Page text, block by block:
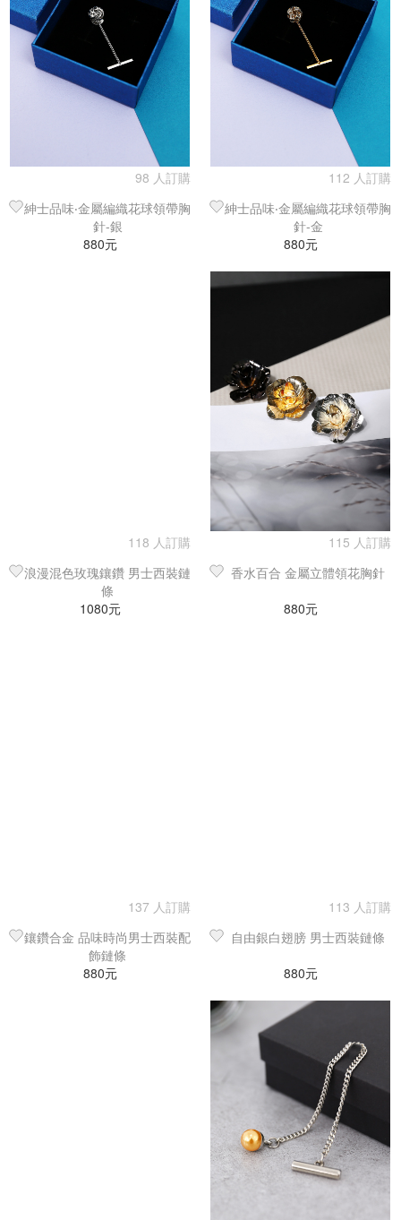
98 人訂購
紳士品味‧金屬編織花球領帶胸
針-銀
880元
112 人訂購
紳士品味‧金屬編織花球領帶胸
針-金
880元
118 人訂購
浪漫混色玫瑰鑲鑽 男士西裝鏈
條
1080元
115 人訂購
香水百合 金屬立體領花胸針
880元
137 人訂購
鑲鑽合金 品味時尚男士西裝配
飾鏈條
880元
113 人訂購
自由銀白翅膀 男士西裝鏈條
880元